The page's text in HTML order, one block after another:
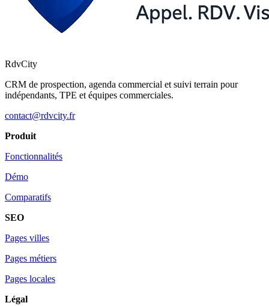
RdvCity
CRM de prospection, agenda commercial et suivi terrain pour
indépendants, TPE et équipes commerciales.
contact@rdvcity.fr
Produit
Fonctionnalités
Démo
Comparatifs
SEO
Pages villes
Pages métiers
Pages locales
Légal